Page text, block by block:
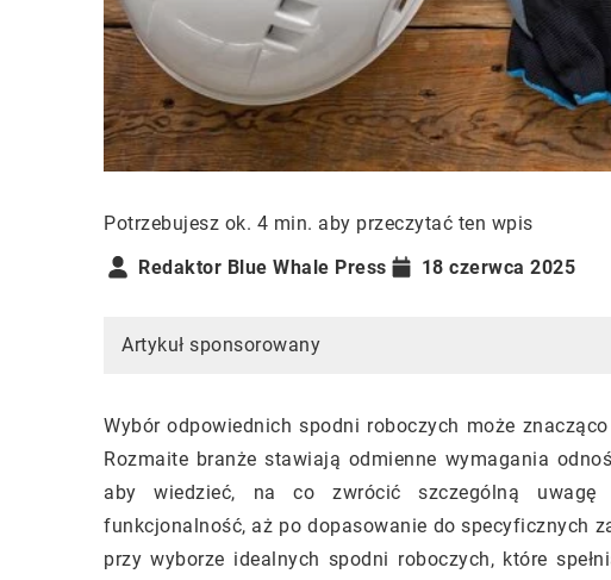
Potrzebujesz ok. 4 min. aby przeczytać ten wpis
Redaktor Blue Whale Press
18 czerwca 2025
Artykuł sponsorowany
Wybór odpowiednich spodni roboczych może
Rozmaite branże stawiają odmienne wymagania
aby wiedzieć, na co zwrócić szczególną uwagę
funkcjonalność, aż po dopasowanie do specyficznych
przy wyborze idealnych spodni roboczych, które